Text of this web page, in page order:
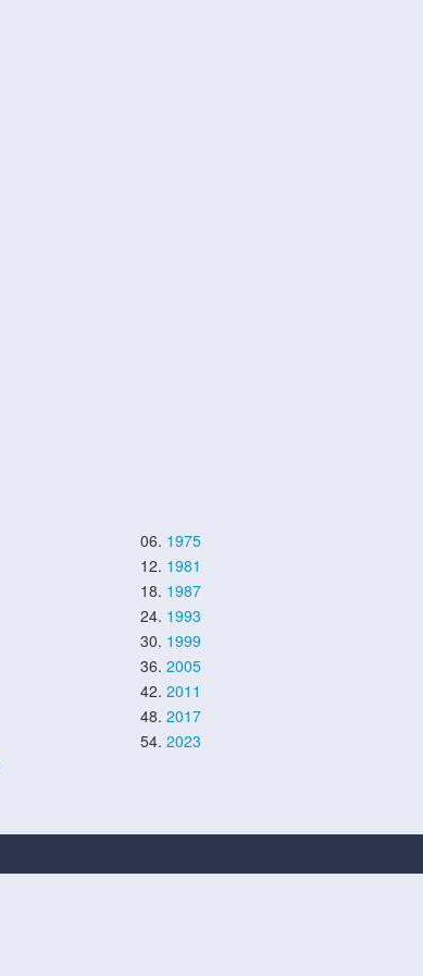
06. 1975
12. 1981
18. 1987
24. 1993
30. 1999
36. 2005
42. 2011
48. 2017
54. 2023